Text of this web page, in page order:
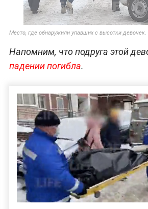
Место, где обнаружили упавших с высотки
Напомним, что подруга этой
падении погибла.